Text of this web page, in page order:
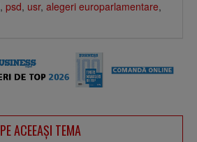
, psd, usr, alegeri europarlamentare,
PE ACEEAŞI TEMA